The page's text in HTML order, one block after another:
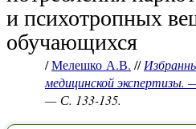
и психотропных
обучающихся
/Мелешко А.В. //
медицинской
— С. 133-135.